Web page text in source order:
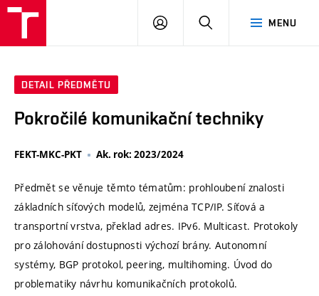
MENU
PŘIHLÁSIT
DETAIL PŘEDMĚTU
Pokročilé komunikační techniky
FEKT-MKC-PKT Ak. rok: 2023/2024
Předmět se věnuje těmto tématům: prohloubení znalosti
základních síťových modelů, zejména TCP/IP. Síťová a
transportní vrstva, překlad adres. IPv6. Multicast. Protokoly
pro zálohování dostupnosti výchozí brány. Autonomní
systémy, BGP protokol, peering, multihoming. Úvod do
problematiky návrhu komunikačních protokolů.